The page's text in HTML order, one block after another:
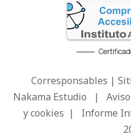
Corresponsables |
Nakama Estudio |
y cookies | Informe